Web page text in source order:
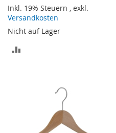
Inkl. 19% Steuern , exkl.
Versandkosten
Nicht auf Lager